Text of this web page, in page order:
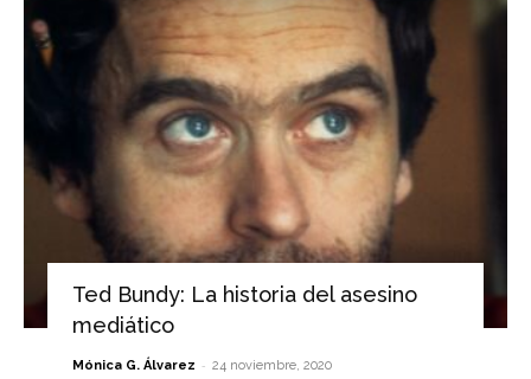
Ted Bundy: La historia del asesino
mediático
Mónica G. Álvarez - 24 noviembre, 2020